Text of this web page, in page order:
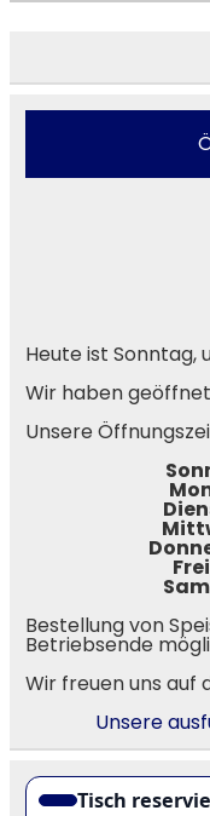
Heute ist Sonntag,
Wir haben
Unsere
Bestellung von
Betriebsende
Wir freuen uns auf
Unsere
Tisch